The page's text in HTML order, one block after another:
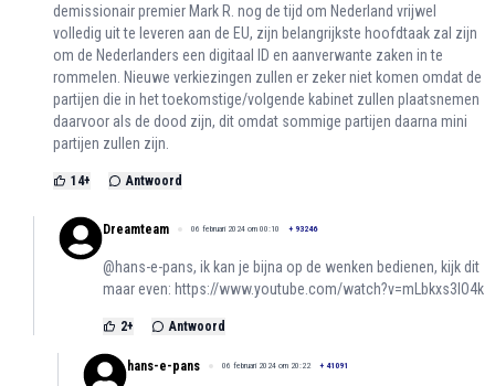
demissionair premier Mark R. nog de tijd om Nederland vrijwel
volledig uit te leveren aan de EU, zijn belangrijkste hoofdtaak zal zijn
om de Nederlanders een digitaal ID en aanverwante zaken in te
rommelen. Nieuwe verkiezingen zullen er zeker niet komen omdat de
partijen die in het toekomstige/volgende kabinet zullen plaatsnemen
daarvoor als de dood zijn, dit omdat sommige partijen daarna mini
partijen zullen zijn.
14+ Antwoord
Dreamteam 06 februari 2024 om 00:10 + 93246
@hans-e-pans, ik kan je bijna op de wenken bedienen, kijk dit
maar even: https://www.youtube.com/watch?v=mLbkxs3IO4k
2+ Antwoord
hans-e-pans 06 februari 2024 om 20:22 + 41091